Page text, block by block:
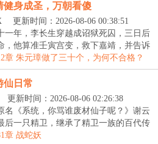
健身成圣，万朝看傻
更新时间：2026-08-06 00:38:51
一年，李长生穿越成诏狱死囚，三日后
，他算准壬寅宫变，救下嘉靖，并告诉
章 朱元璋做了三十个，为何不合格？
仙日常
更新时间：2026-08-06 02:26:38
名《系统，你骂谁废材仙子呢？》谢云
后一只精卫，继承了精卫一族的百代传
章 战蛇妖